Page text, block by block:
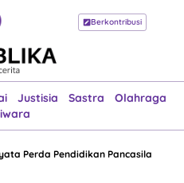
Berkontribusi
Justisia Sastra
Olahraga
Beranda
Esai
Justisia
Sastra
Olahraga
Pariwara
Perda Pendidikan Pancasila